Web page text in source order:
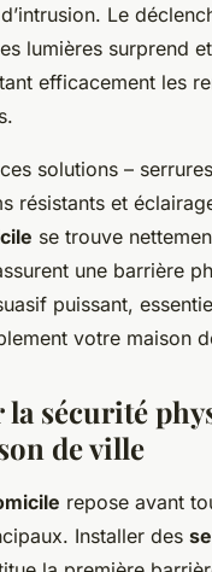
Le
lumières surprend
efficacement les
solutions –
résistants et
se trouve
une barrière
puissant,
votre maison
la sécurité
de ville
repose avant
Installer des